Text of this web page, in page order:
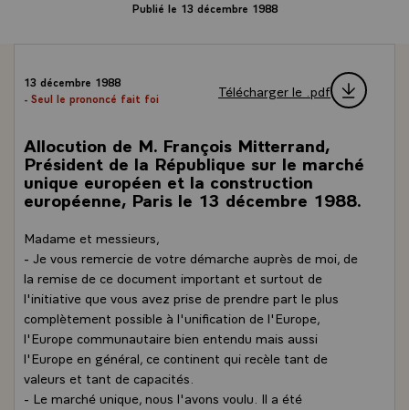
Publié le 13 décembre 1988
13 décembre 1988
- Seul le prononcé fait foi
Télécharger le .pdf
Allocution de M. François Mitterrand,
Président de la République sur le marché
unique européen et la construction
européenne, Paris le 13 décembre 1988.
Madame et messieurs,
- Je vous remercie de votre démarche auprès de moi, de
la remise de ce document important et surtout de
l'initiative que vous avez prise de prendre part le plus
complètement possible à l'unification de l'Europe,
l'Europe communautaire bien entendu mais aussi
l'Europe en général, ce continent qui recèle tant de
valeurs et tant de capacités.
- Le marché unique, nous l'avons voulu. Il a été